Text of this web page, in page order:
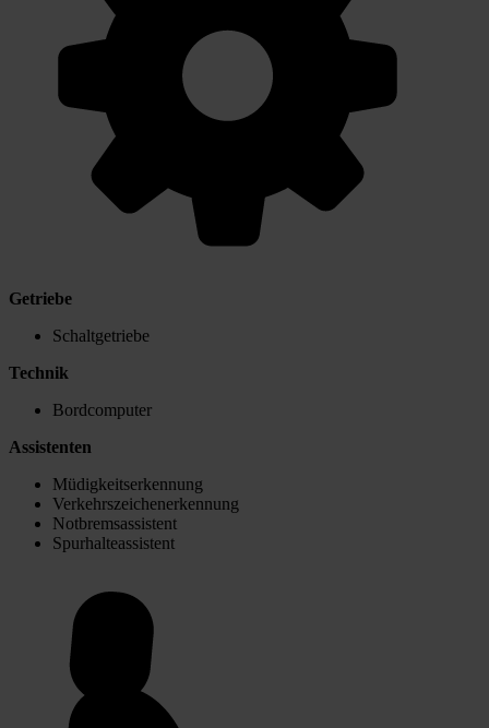
Getriebe
Schaltgetriebe
Technik
Bordcomputer
Assistenten
Müdigkeitserkennung
Verkehrszeichenerkennung
Notbremsassistent
Spurhalteassistent